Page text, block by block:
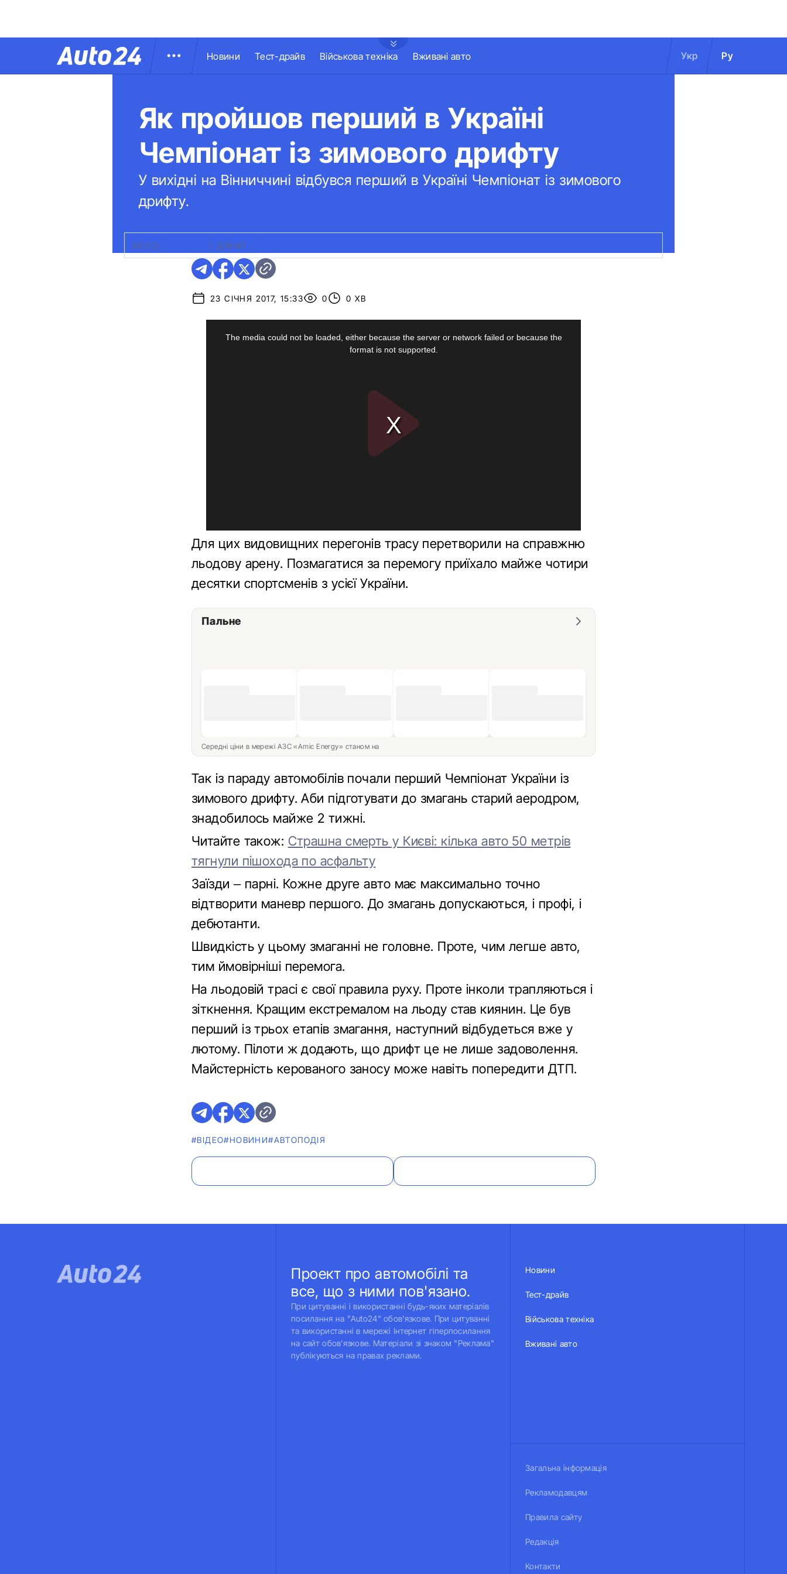
Новини Тест-драйв Військова техніка Вживані авто Укр Ру
Як пройшов перший в Україні
Чемпіонат із зимового дрифту
У вихідні на Вінниччині відбувся перший в Україні Чемпіонат із зимового
дрифту.
ФОТО: ДРИФТ
23 СІЧНЯ 2017, 15:33 0 0 ХВ
Для цих видовищних перегонів трасу перетворили на справжню
льодову арену. Позмагатися за перемогу приїхало майже чотири
десятки спортсменів з усієї України.
Пальне
Середні ціни в мережі АЗС «Amic Energy» станом на
Так із параду автомобілів почали перший Чемпіонат України із
зимового дрифту. Аби підготувати до змагань старий аеродром,
знадобилось майже 2 тижні.
Читайте також: Страшна смерть у Києві: кілька авто 50 метрів
тягнули пішохода по асфальту
Заїзди – парні. Кожне друге авто має максимально точно
відтворити маневр першого. До змагань допускаються, і профі, і
дебютанти.
Швидкість у цьому змаганні не головне. Проте, чим легше авто,
тим ймовірніші перемога.
На льодовій трасі є свої правила руху. Проте інколи трапляються і
зіткнення. Кращим екстремалом на льоду став киянин. Це був
перший із трьох етапів змагання, наступний відбудеться вже у
лютому. Пілоти ж додають, що дрифт це не лише задоволення.
Майстерність керованого заносу може навіть попередити ДТП.
#ВІДЕО#НОВИНИ#АВТОПОДІЯ
Проект про автомобілі та
все, що з ними пов'язано.
При цитуванні і використанні будь-яких матеріалів
посилання на "Auto24" обов'язкове. При цитуванні
та використанні в мережі Інтернет гіперпосилання
на сайт обов'язкове. Матеріали зі знаком "Реклама"
публікуються на правах реклами.
Новини
Тест-драйв
Військова техніка
Вживані авто
Загальна інформація
Рекламодавцям
Правила сайту
Редакція
Контакти